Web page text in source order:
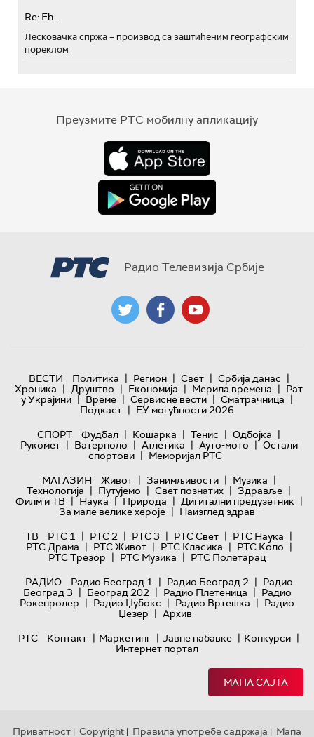
Re: Eh...
Лесковачка спржа – производ са заштићеним географским
пореклом
Преузмите РТС мобилну апликацију
Радио Телевизија Србије
ВЕСТИ Политика | Регион | Свет | Србија данас |
Хроника | Друштво | Економија | Мерила времена | Рат
у Украјини | Време | Сервисне вести | Сматрачница |
Подкаст | ЕУ могућности 2026
СПОРТ
Фудбал | Кошарка | Тенис | Одбојка |
Рукомет | Ватерполо | Атлетика | Ауто-мото | Остали
спортови | Меморијал РТС
МАГАЗИН
Живот | Занимљивости | Музика |
Технологијa | Путујемо | Свет познатих | Здравље |
Филм и ТВ | Наука | Природа | Дигитални предузетник |
За мале велике хероје | Наизглед здрав
ТВ
РТС 1 | РТС 2 | РТС 3 | РТС Свет | РТС Наука |
РТС Драма | РТС Живот | РТС Класика | РТС Коло |
РТС Трезор | РТС Музика | РТС Полетарац
РАДИО
Радио Београд 1 | Радио Београд 2 | Радио
Београд 3 | Београд 202 | Радио Плетеница | Радио
Рокенролер | Радио Џубокс | Радио Вртешка | Радио
Џезер | Архив
РТС
Контакт | Маркетинг | Јавне набавке | Конкурси |
Интернет портал
МАПА САЈТА
Приватност | Copyright | Правила употребе садржаја | Мапа